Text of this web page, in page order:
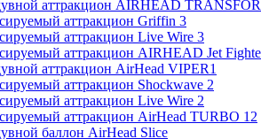
аттракцион AIRHEAD
аттракцион Griffin 3
аттракцион Live Wire 3
аттракцион AIRHEAD Jet
аттракцион AirHead VIPER1
аттракцион Shockwave 2
аттракцион Live Wire 2
аттракцион AirHead TURBO 12
баллон AirHead Slice